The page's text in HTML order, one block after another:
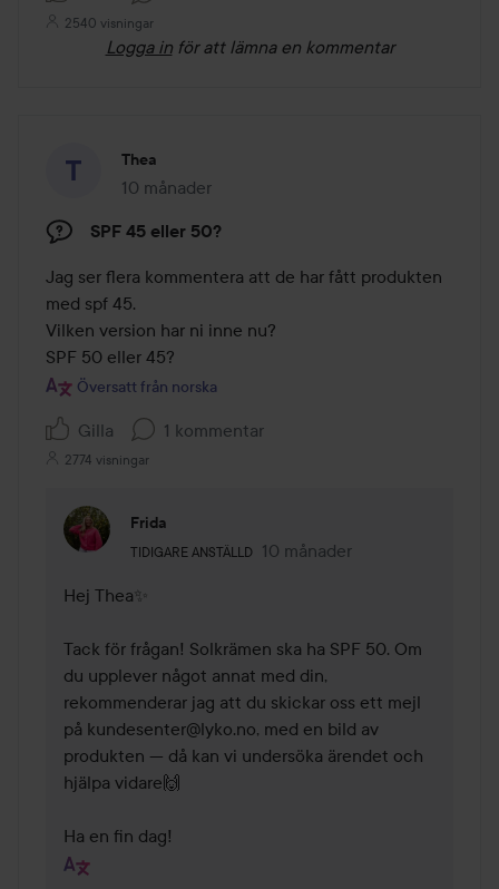
2540 visningar
Logga in för att lämna en kommentar
Thea
10 månader
Inlägget skapades 10 månader
SPF 45 eller 50?
Jag ser flera kommentera att de har fått produkten
med spf 45.
Vilken version har ni inne nu?
SPF 50 eller 45?
Översatt från norska
Gilla 1 kommentar
2774 visningar
Frida
TIDIGARE ANSTÄLLD
Användarens roll: Tidigare anställd.
10 månader
Kommentaren lades 10
Hej Thea✨
Tack för frågan! Solkrämen ska ha SPF 50. Om
du upplever något annat med din,
rekommenderar jag att du skickar oss ett mejl
på kundesenter@lyko.no, med en bild av
produkten — då kan vi undersöka ärendet och
hjälpa vidare🙌
Ha en fin dag!